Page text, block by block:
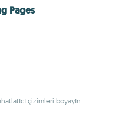
Pages
çizimleri boyayın